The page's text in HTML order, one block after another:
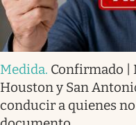
Medida. Confirmado |
Houston y San
conducir a quienes